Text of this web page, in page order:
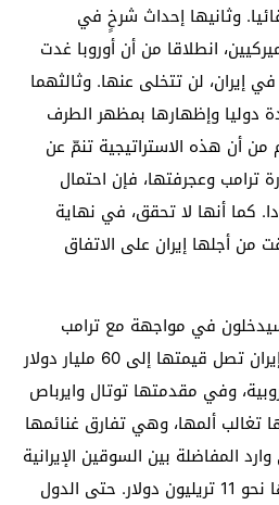
وثانيها إحداث شرخٍ في
انطلاقا من أن أوروبا غدت
إيران، لن تتخلى عنها. وثالثهما
دوليا وإظهارها بمظهر الطرف
من أن هذه الاستراتيجية تنمّ عن
ترامب وعجرفتها، فإن احتمال
كما أنها لا تحقق، في نهاية
من أجلها إيران على الاتفاق
سيدخلون في مواجهة مع ترامب
لحماية عقود وصفقات مع إيران تصل قيمتها إلى 60 مليار دولار
وفي مقدمتها توتال وايرباص
تغالب ألمها، وهي تفارق غنائمها
المفاضلة بين السوقين الإيرانية
والأميركية التي يبلغ حجمها نحو 11 تريليون دولار. حتى الدول